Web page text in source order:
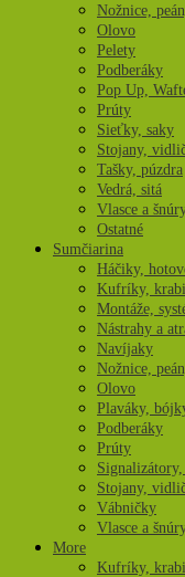
Nožnice,
Olovo
Pelety
Podberáky
Pop Up,
Prúty
Sieťky, saky
Stojany,
Tašky, púzdra
Vedrá, sitá
Vlasce a
Ostatné
Sumčiarina
Háčiky,
Kufríky,
Montáže,
Nástrahy a
Navíjaky
Nožnice,
Olovo
Plaváky,
Podberáky
Prúty
Stojany,
Vábničky
Vlasce a
More
Kufríky,